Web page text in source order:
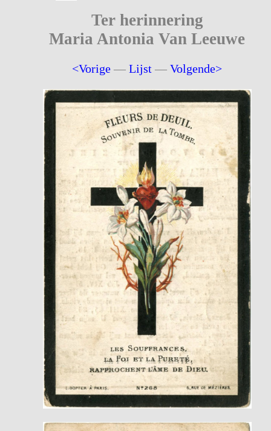
Ter herinnering
Maria Antonia Van Leeuwe
<Vorige —Lijst —Volgende>